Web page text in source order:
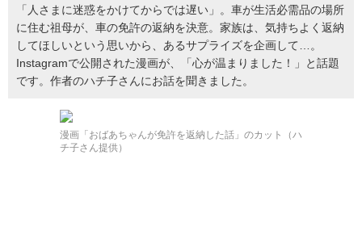
「人さまに迷惑をかけてからでは遅い」。車が生活必需品の場所
に住む祖母が、車の免許の返納を決意。家族は、気持ちよく返納
してほしいという思いから、あるサプライズを企画して…。
Instagramで公開された漫画が、「心が温まりました！」と話題
です。作者のハチ子さんにお話を聞きました。
漫画「おばあちゃんが免許を返納した話」のカット（ハ
チ子さん提供）